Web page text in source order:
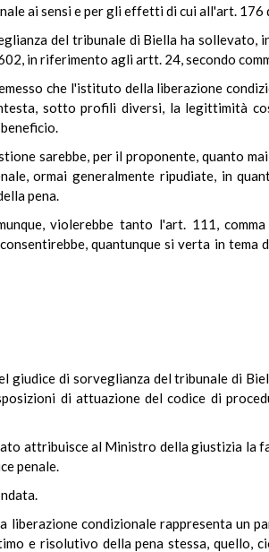
ai sensi e per gli effetti di cui all'art. 176
del tribunale di Biella ha sollevato,
in riferimento agli artt. 24, secondo
che l'istituto della liberazione
sotto profili diversi, la legittimità
sarebbe, per il proponente, quanto
ormai generalmente ripudiate, in
pena.
violerebbe tanto l'art. 111,
quantunque si verta in
giudice di sorveglianza del tribunale di
di attuazione del codice di
attribuisce al Ministro della giustizia la
penale.
liberazione condizionale rappresenta un
e risolutivo della pena stessa, quello,